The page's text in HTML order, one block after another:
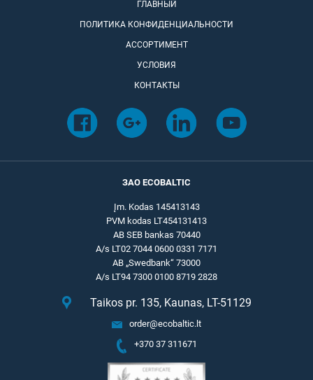
ГЛАВНЫЙ
ПОЛИТИКА КОНФИДЕНЦИАЛЬНОСТИ
АССОРТИМЕНТ
УСЛОВИЯ
КОНТАКТЫ
ЗАО ECOBALTIC
Įm. Kodas 145413143
PVM kodas LT454131413
AB SEB bankas 70440
A/s LT02 7044 0600 0331 7171
AB „Swedbank“ 73000
A/s LT94 7300 0100 8719 2828
Taikos pr. 135, Kaunas, LT-51129
order@ecobaltic.lt
+370 37 311671